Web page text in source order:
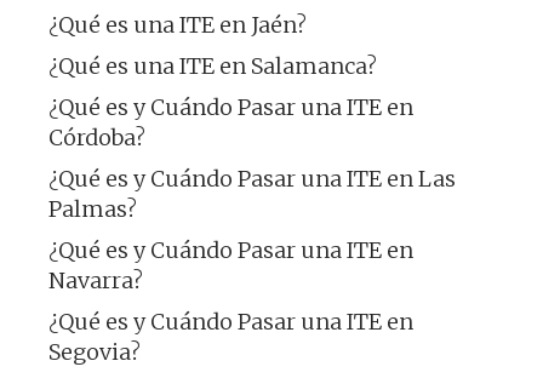
¿Qué es una ITE en Jaén?
¿Qué es una ITE en Salamanca?
¿Qué es y Cuándo Pasar una ITE en
Córdoba?
¿Qué es y Cuándo Pasar una ITE en Las
Palmas?
¿Qué es y Cuándo Pasar una ITE en
Navarra?
¿Qué es y Cuándo Pasar una ITE en
Segovia?